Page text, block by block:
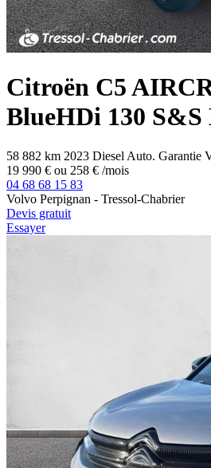
Citroën C5
BlueHDi 130 S&S
58 882 km 2023 Diesel Auto. Garantie
19 990 € ou 258 € /mois
04 68 68 15 83
Volvo Perpignan - Tressol-Chabrier
Devis gratuit
Essayer